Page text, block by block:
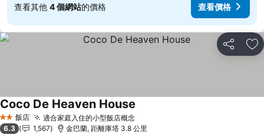
查看其他 4 個網站的價格 查看價格
分享 加
2 星級飯店 適合家庭入住的小型飯店概念查看價格
Coco De Heaven House
6.3 1,567 金巴蘭, 距離庫塔 3.8 公里